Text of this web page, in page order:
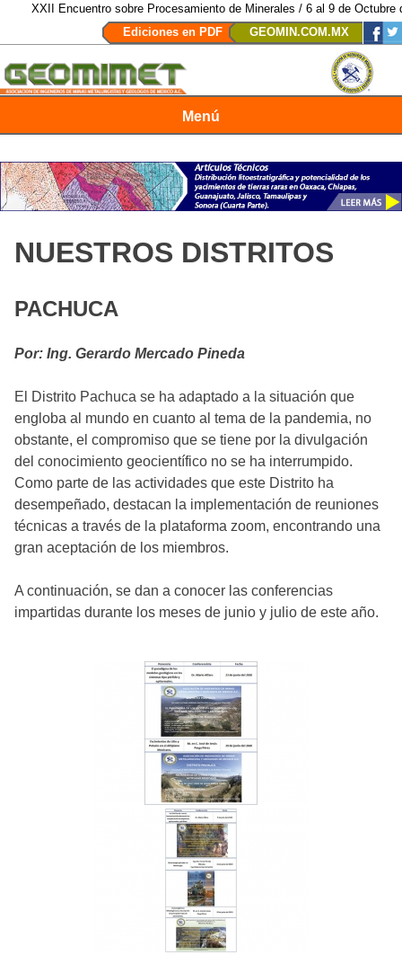
Encuentro sobre Procesamiento de Minerales / 6 al 9 de Octubre de
Ediciones en PDF
GEOMIN.COM.MX
Menú
NUESTROS DISTRITOS
PACHUCA
Por: Ing. Gerardo Mercado Pineda
El Distrito Pachuca se ha adaptado a la situación que
engloba al mundo en cuanto al tema de la pandemia, no
obstante, el compromiso que se tiene por la divulgación
del conocimiento geocientífico no se ha interrumpido.
Como parte de las actividades que este Distrito ha
desempeñado, destacan la implementación de reuniones
técnicas a través de la plataforma zoom, encontrando una
gran aceptación de los miembros.
A continuación, se dan a conocer las conferencias
impartidas durante los meses de junio y julio de este año.